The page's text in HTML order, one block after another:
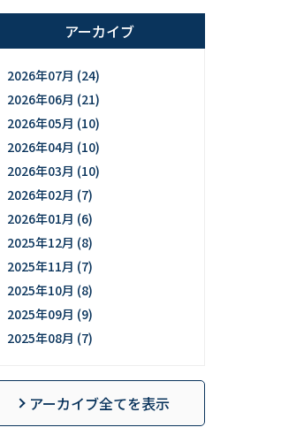
アーカイブ
2026年07月 (24)
2026年06月 (21)
2026年05月 (10)
2026年04月 (10)
2026年03月 (10)
2026年02月 (7)
2026年01月 (6)
2025年12月 (8)
2025年11月 (7)
2025年10月 (8)
2025年09月 (9)
2025年08月 (7)
アーカイブ全てを表示